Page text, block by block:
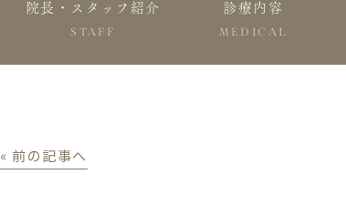
院長・スタッフ紹介
STAFF
診療内容
MEDICAL
« 前の記事へ